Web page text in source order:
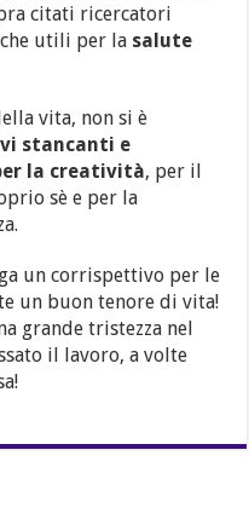
citati ricercatori
utili per la salute
vita, non si è
stancanti e
la creatività, per il
sè e per la
un corrispettivo per le
un buon tenore di vita!
grande tristezza nel
il lavoro, a volte